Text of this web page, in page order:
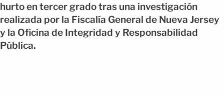
hurto en tercer grado tras una investigación
realizada por la Fiscalía General de Nueva Jersey
y la Oficina de Integridad y Responsabilidad
Pública.